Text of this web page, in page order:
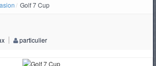
Golf 7 Cup
particulier